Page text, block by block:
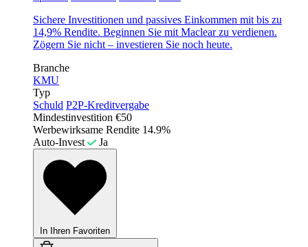
Sichere Investitionen und passives Einkommen mit bis zu
14,9% Rendite. Beginnen Sie mit Maclear zu verdienen.
Zögern Sie nicht – investieren Sie noch heute.
Branche
KMU
Typ
Schuld P2P-Kreditvergabe
Mindestinvestition €50
Werbewirksame Rendite 14.9%
Auto-Invest
Ja
In Ihren Favoriten